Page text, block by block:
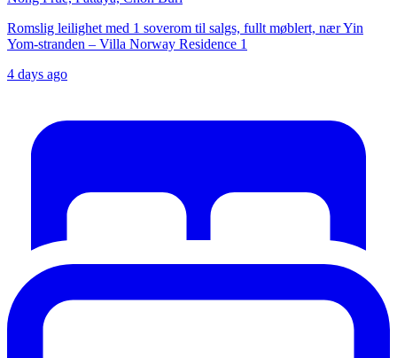
Romslig leilighet med 1 soverom til salgs, fullt møblert, nær Yin
Yom-stranden – Villa Norway Residence 1
4 days ago